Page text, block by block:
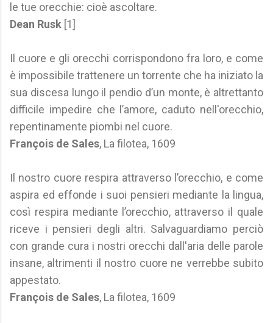
le tue orecchie: cioè ascoltare.
Dean Rusk [1]
Il cuore e gli orecchi corrispondono fra loro, e come
è impossibile trattenere un torrente che ha iniziato la
sua discesa lungo il pendio d’un monte, è altrettanto
difficile impedire che l’amore, caduto nell'orecchio,
repentinamente piombi nel cuore.
François de Sales, La filotea, 1609
Il nostro cuore respira attraverso l’orecchio, e come
aspira ed effonde i suoi pensieri mediante la lingua,
così respira mediante l’orecchio, attraverso il quale
riceve i pensieri degli altri. Salvaguardiamo perciò
con grande cura i nostri orecchi dall'aria delle parole
insane, altrimenti il nostro cuore ne verrebbe subito
appestato.
François de Sales, La filotea, 1609